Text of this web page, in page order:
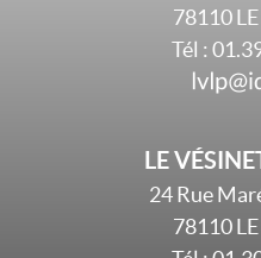
78110
Tél :
LE
24 Rue
78110